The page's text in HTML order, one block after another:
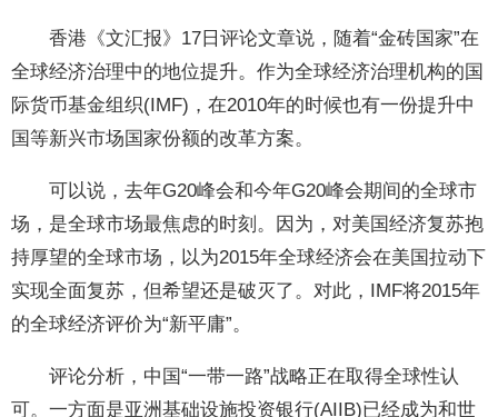
香港《文汇报》17日评论文章说，随着“金砖国家”在
全球经济治理中的地位提升。作为全球经济治理机构的国
际货币基金组织(IMF)，在2010年的时候也有一份提升中
国等新兴市场国家份额的改革方案。
可以说，去年G20峰会和今年G20峰会期间的全球市
场，是全球市场最焦虑的时刻。因为，对美国经济复苏抱
持厚望的全球市场，以为2015年全球经济会在美国拉动下
实现全面复苏，但希望还是破灭了。对此，IMF将2015年
的全球经济评价为“新平庸”。
评论分析，中国“一带一路”战略正在取得全球性认
可。一方面是亚洲基础设施投资银行(AIIB)已经成为和世